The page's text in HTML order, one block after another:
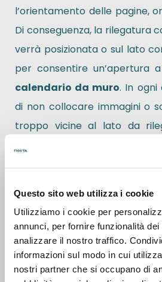
Questo sito web utilizza i cookie
Utilizziamo i cookie per
annunci, per fornire funzionalità
analizzare il nostro traffico.
informazioni sul modo in cui
nostri partner che si occupano di
l’orientamento delle pagine,
Di conseguenza, la rilegatura
verrà posizionata o sul lato
per consentire un’apertura
calendario da muro. In ogni
di non collocare immagini o
troppo vicine al lato da
configurazione dei tuoi
personalizzati selezionando
menù a tendina: decidi se
pagine a colori o in bianco e
selezione del tipo di